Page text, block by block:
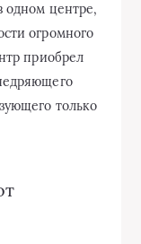
одном центре,
огромного
приобрел
только